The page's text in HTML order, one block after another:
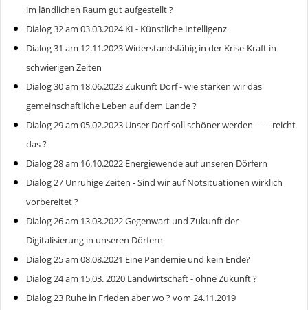
im ländlichen Raum gut aufgestellt ?
Dialog 32 am 03.03.2024 KI - Künstliche Intelligenz
Dialog 31 am 12.11.2023 Widerstandsfähig in der Krise-Kraft in
schwierigen Zeiten
Dialog 30 am 18.06.2023 Zukunft Dorf - wie stärken wir das
gemeinschaftliche Leben auf dem Lande ?
Dialog 29 am 05.02.2023 Unser Dorf soll schöner werden-------reicht
das ?
Dialog 28 am 16.10.2022 Energiewende auf unseren Dörfern
Dialog 27 Unruhige Zeiten - Sind wir auf Notsituationen wirklich
vorbereitet ?
Dialog 26 am 13.03.2022 Gegenwart und Zukunft der
Digitalisierung in unseren Dörfern
Dialog 25 am 08.08.2021 Eine Pandemie und kein Ende?
Dialog 24 am 15.03. 2020 Landwirtschaft - ohne Zukunft ?
Dialog 23 Ruhe in Frieden aber wo ? vom 24.11.2019